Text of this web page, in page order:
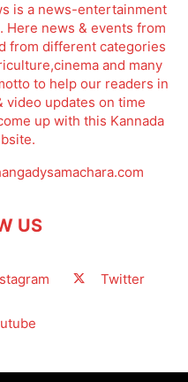
is a news-entertainment
Here news & events from
from different categories
and many
to help our readers in
video updates on time
up with this Kannada
US
Twitter